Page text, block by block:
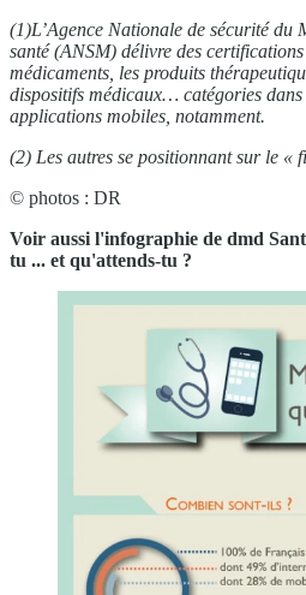
(1)L’Agence Nationale de sécurité du
santé (ANSM) délivre des
médicaments, les produits
dispositifs médicaux… catégories dans
applications mobiles, notamment.
(2) Les autres se positionnant sur le «
© photos : DR
Voir aussi l'infographie de dmd
tu ... et qu'attends-tu ?